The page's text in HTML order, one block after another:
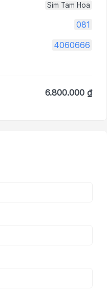
Sim Tam Hoa
081
4060666
6.800.000 ₫